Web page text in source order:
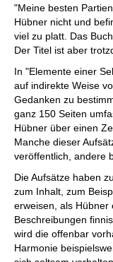
"Meine besten
Hübner nicht und
viel zu platt. Das
Der Titel ist aber
In "Elemente einer
auf indirekte Weise
Gedanken zu
ganz 150 Seiten
Hübner über einen
Manche dieser
veröffentlich, andere
Die Aufsätze haben
zum Inhalt, zum
erweisen, als Hübner
Beschreibungen
wird die offenbar
Harmonie